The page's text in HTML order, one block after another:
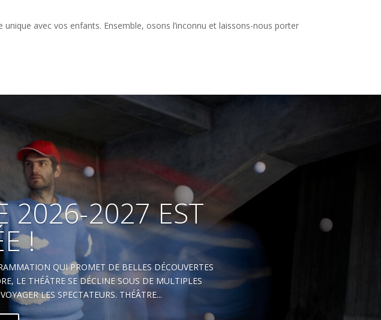
avec vos enfants. Ensemble, osons l’inconnu et laissons-nous porter
2026-2027 EST
!
QUI PROMET DE BELLES DÉCOUVERTES
LE THÉÂTRE SE DÉCLINE SOUS DE MULTIPLES
LES SPECTATEURS. THÉÂTRE...